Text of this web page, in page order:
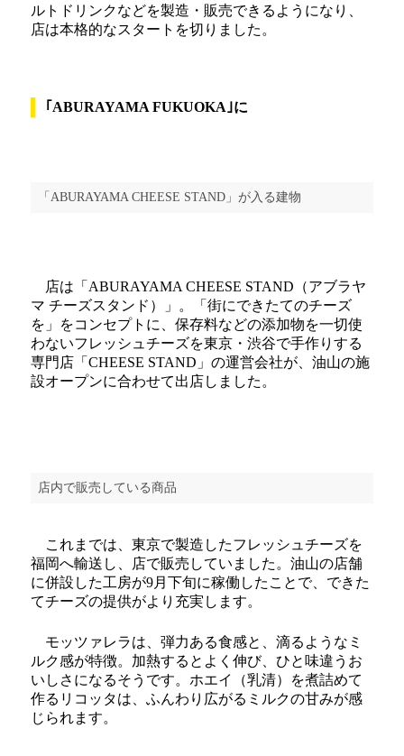
ルトドリンクなどを製造・販売できるようになり、
店は本格的なスタートを切りました。
｢ABURAYAMA FUKUOKA｣に
「ABURAYAMA CHEESE STAND」が入る建物
店は「ABURAYAMA CHEESE STAND（アブラヤ
マ チーズスタンド）」。「街にできたてのチーズ
を」をコンセプトに、保存料などの添加物を一切使
わないフレッシュチーズを東京・渋谷で手作りする
専門店「CHEESE STAND」の運営会社が、油山の施
設オープンに合わせて出店しました。
店内で販売している商品
これまでは、東京で製造したフレッシュチーズを
福岡へ輸送し、店で販売していました。油山の店舗
に併設した工房が9月下旬に稼働したことで、できた
てチーズの提供がより充実します。
モッツァレラは、弾力ある食感と、滴るようなミ
ルク感が特徴。加熱するとよく伸び、ひと味違うお
いしさになるそうです。ホエイ（乳清）を煮詰めて
作るリコッタは、ふんわり広がるミルクの甘みが感
じられます。